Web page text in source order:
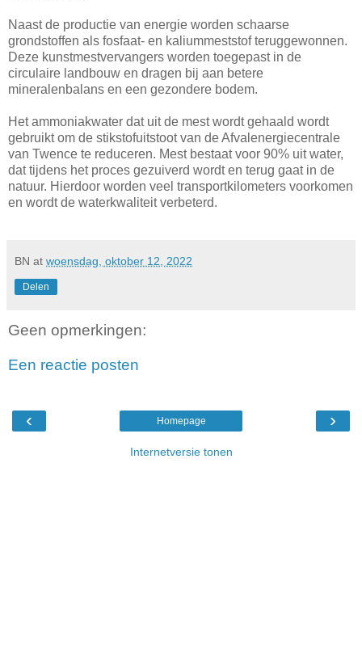
Naast de productie van energie worden schaarse
grondstoffen als fosfaat- en kaliummeststof teruggewonnen.
Deze kunstmestvervangers worden toegepast in de
circulaire landbouw en dragen bij aan betere
mineralenbalans en een gezondere bodem.
Het ammoniakwater dat uit de mest wordt gehaald wordt
gebruikt om de stikstofuitstoot van de Afvalenergiecentrale
van Twence te reduceren. Mest bestaat voor 90% uit water,
dat tijdens het proces gezuiverd wordt en terug gaat in de
natuur. Hierdoor worden veel transportkilometers voorkomen
en wordt de waterkwaliteit verbeterd.
BN at woensdag, oktober 12, 2022
Delen
Geen opmerkingen:
Een reactie posten
‹ ›
Homepage
Internetversie tonen